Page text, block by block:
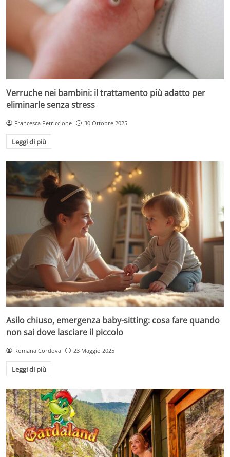
Verruche nei bambini: il trattamento più adatto per
eliminarle senza stress
Francesca Petriccione 30 Ottobre 2025
Leggi di più
Asilo chiuso, emergenza baby-sitting: cosa fare quando
non sai dove lasciare il piccolo
Romana Cordova 23 Maggio 2025
Leggi di più